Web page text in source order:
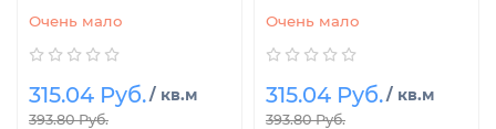
Очень мало
315.04 Руб./ кв.м
393.80 Руб.
Очень мало
315.04 Руб./ кв.м
393.80 Руб.